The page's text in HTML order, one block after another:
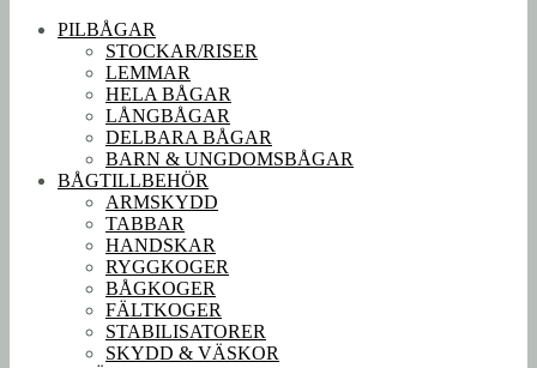
PILBÅGAR
STOCKAR/RISER
LEMMAR
HELA BÅGAR
LÅNGBÅGAR
DELBARA BÅGAR
BARN & UNGDOMSBÅGAR
BÅGTILLBEHÖR
ARMSKYDD
TABBAR
HANDSKAR
RYGGKOGER
BÅGKOGER
FÄLTKOGER
STABILISATORER
SKYDD & VÄSKOR